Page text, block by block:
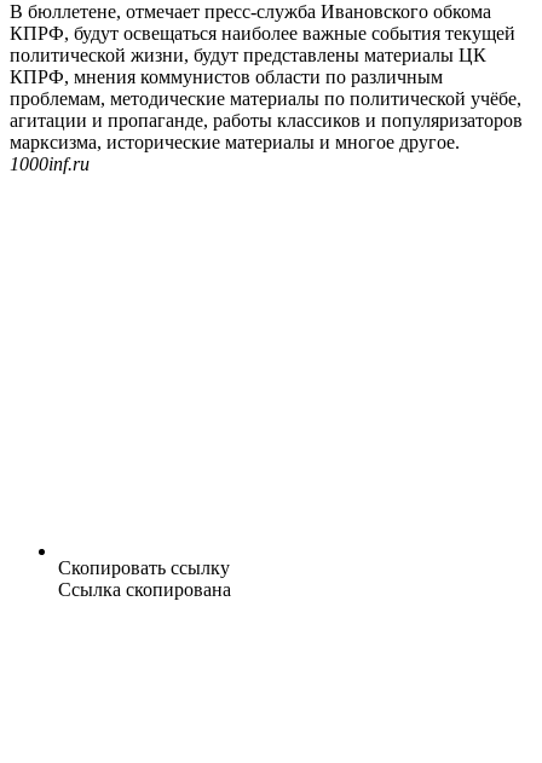
В бюллетене, отмечает пресс-служба Ивановского обкома
КПРФ, будут освещаться наиболее важные события текущей
политической жизни, будут представлены материалы ЦК
КПРФ, мнения коммунистов области по различным
проблемам, методические материалы по политической учёбе,
агитации и пропаганде, работы классиков и популяризаторов
марксизма, исторические материалы и многое другое.
1000inf.ru
Скопировать ссылку
Ссылка скопирована